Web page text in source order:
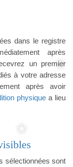
dans le registre
après
un premier
à votre adresse
après avoir
physiquea lieu
sélectionnées sont